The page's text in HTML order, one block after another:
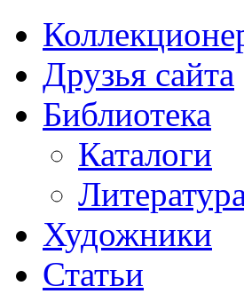
Друзья сайта
Библиотека
Каталоги
Художники
Статьи